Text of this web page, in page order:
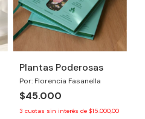
Plantas Poderosas
Por: Florencia Fasanella
$45.000
3 cuotas sin interés de $15.000,00